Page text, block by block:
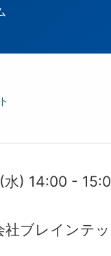
ン
) 14:00 -
社ブレインテ